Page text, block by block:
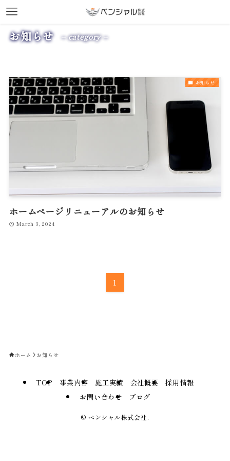
お知らせ – category –
お知らせ
ホームページリニューアルのお知らせ
March 3, 2024
1
ホーム お知らせ
TOP 事業内容 施工実績 会社概要
採用情報
お問い合わせ
ブログ
© ペンシャル株式会社.